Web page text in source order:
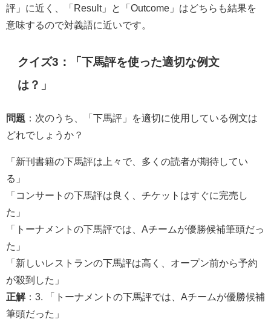
評」に近く、「Result」と「Outcome」はどちらも結果を
意味するので対義語に近いです。
クイズ3：「下馬評を使った適切な例文
は？」
問題 ：次のうち、「下馬評」を適切に使用している例文は
どれでしょうか？
「新刊書籍の下馬評は上々で、多くの読者が期待してい
る」
「コンサートの下馬評は良く、チケットはすぐに完売し
た」
「トーナメントの下馬評では、Aチームが優勝候補筆頭だっ
た」
「新しいレストランの下馬評は高く、オープン前から予約
が殺到した」
正解：3. 「トーナメントの下馬評では、Aチームが優勝候補
筆頭だった」